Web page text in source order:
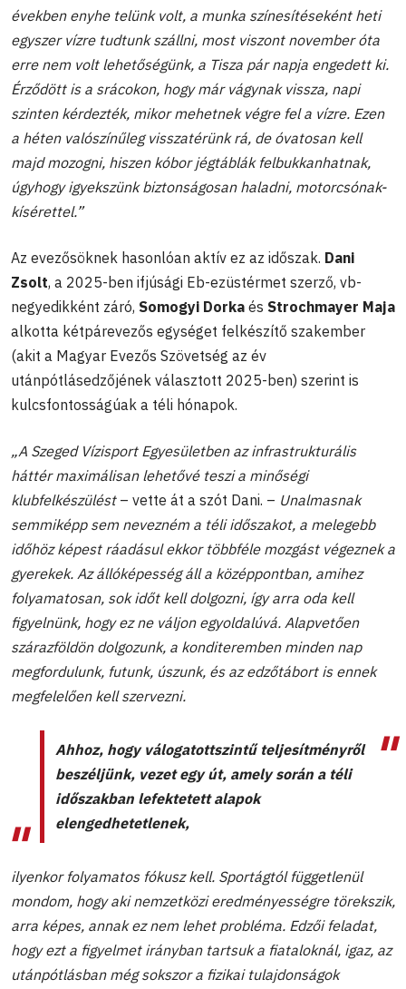
években enyhe telünk volt, a munka színesítéseként heti
egyszer vízre tudtunk szállni, most viszont november óta
erre nem volt lehetőségünk, a Tisza pár napja engedett ki.
Érződött is a srácokon, hogy már vágynak vissza, napi
szinten kérdezték, mikor mehetnek végre fel a vízre. Ezen
a héten valószínűleg visszatérünk rá, de óvatosan kell
majd mozogni, hiszen kóbor jégtáblák felbukkanhatnak,
úgyhogy igyekszünk biztonságosan haladni, motorcsónak-
kísérettel.”
Az evezősöknek hasonlóan aktív ez az időszak. Dani
Zsolt, a 2025-ben ifjúsági Eb-ezüstérmet szerző, vb-
negyedikként záró, Somogyi Dorka és Strochmayer Maja
alkotta kétpárevezős egységet felkészítő szakember
(akit a Magyar Evezős Szövetség az év
utánpótlásedzőjének választott 2025-ben) szerint is
kulcsfontosságúak a téli hónapok.
„A Szeged Vízisport Egyesületben az infrastrukturális
háttér maximálisan lehetővé teszi a minőségi
klubfelkészülést – vette át a szót Dani. – Unalmasnak
semmiképp sem nevezném a téli időszakot, a melegebb
időhöz képest ráadásul ekkor többféle mozgást végeznek a
gyerekek. Az állóképesség áll a középpontban, amihez
folyamatosan, sok időt kell dolgozni, így arra oda kell
figyelnünk, hogy ez ne váljon egyoldalúvá. Alapvetően
szárazföldön dolgozunk, a konditeremben minden nap
megfordulunk, futunk, úszunk, és az edzőtábort is ennek
megfelelően kell szervezni.
Ahhoz, hogy válogatottszintű teljesítményről
beszéljünk, vezet egy út, amely során a téli
időszakban lefektetett alapok
elengedhetetlenek,
ilyenkor folyamatos fókusz kell. Sportágtól függetlenül
mondom, hogy aki nemzetközi eredményességre törekszik,
arra képes, annak ez nem lehet probléma. Edzői feladat,
hogy ezt a figyelmet irányban tartsuk a fiataloknál, igaz, az
utánpótlásban még sokszor a fizikai tulajdonságok